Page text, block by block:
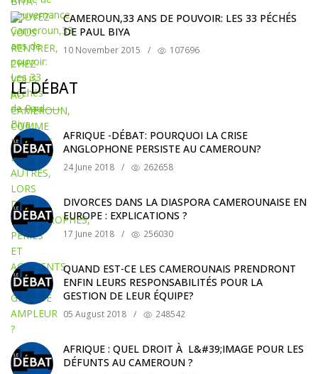
CAMEROUN,33 ANS DE POUVOIR: LES 33 PÉCHÉS
DE PAUL BIYA
10 November 2015 / 107696
LE DÉBAT
AFRIQUE -DÉBAT: POURQUOI LA CRISE
ANGLOPHONE PERSISTE AU CAMEROUN?
24 June 2018 / 262658
DIVORCES DANS LA DIASPORA CAMEROUNAISE EN
EUROPE : EXPLICATIONS ?
17 June 2018 / 256030
QUAND EST-CE LES CAMEROUNAIS PRENDRONT
ENFIN LEURS RESPONSABILITÉS POUR LA
GESTION DE LEUR ÉQUIPE?
05 August 2018 / 248542
AFRIQUE : QUEL DROIT À L&#39;IMAGE POUR LES
DÉFUNTS AU CAMEROUN ?